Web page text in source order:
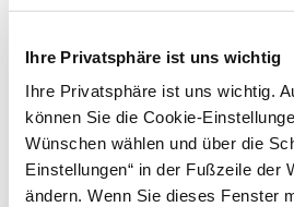
Ihre Privatsphäre ist uns wichtig
Ihre Privatsphäre ist uns wichtig.
können Sie die Cookie-
Wünschen wählen und über die
Einstellungen“ in der Fußzeile der
ändern. Wenn Sie dieses Fenster